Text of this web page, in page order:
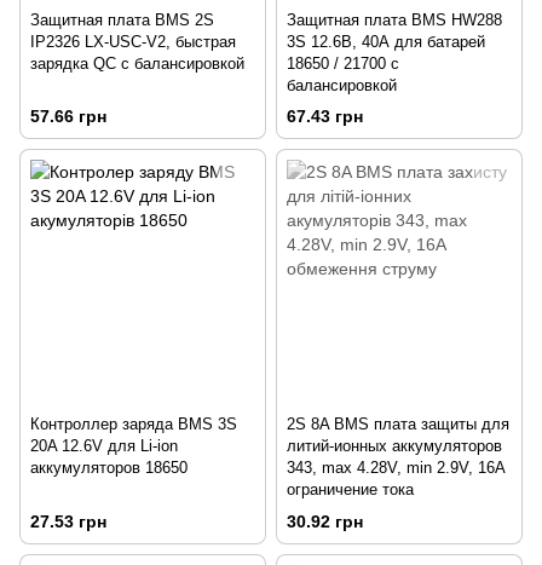
Защитная плата BMS 2S
IP2326 LX-USC-V2, быстрая
зарядка QC с балансировкой
57.66 грн
Защитная плата BMS HW288
3S 12.6В, 40А для батарей
18650 / 21700 с
балансировкой
67.43 грн
Контроллер заряда BMS 3S
20A 12.6V для Li-ion
аккумуляторов 18650
27.53 грн
2S 8A BMS плата защиты для
литий-ионных аккумуляторов
343, max 4.28V, min 2.9V, 16A
ограничение тока
30.92 грн